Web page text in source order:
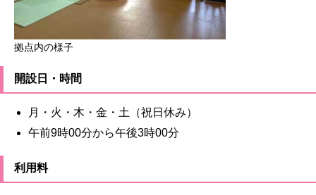
拠点内の様子
開設日・時間
月・火・木・金・土（祝日休み）
午前9時00分から午後3時00分
利用料